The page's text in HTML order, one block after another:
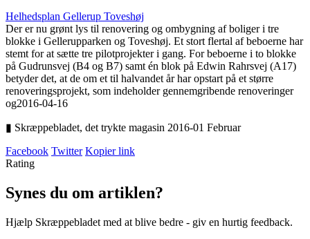
Helheds­plan Gellerup Toveshøj
Der er nu grønt lys til renovering og ombygning af boliger i tre
blokke i Gellerupparken og Toveshøj. Et stort flertal af beboerne har
stemt for at sætte tre pilotprojekter i gang. For beboerne i to blokke
på Gudrunsvej (B4 og B7) samt én blok på Edwin Rahrsvej (A17)
betyder det, at de om et til halvandet år har opstart på et større
renoveringsprojekt, som indeholder gennemgribende renoveringer
og2016-04-16
▮ Skræppebladet, det trykte magasin 2016-01 Februar
Facebook Twitter Kopier link
Rating
Synes du om artiklen?
Hjælp Skræppebladet med at blive bedre - giv en hurtig feedback.